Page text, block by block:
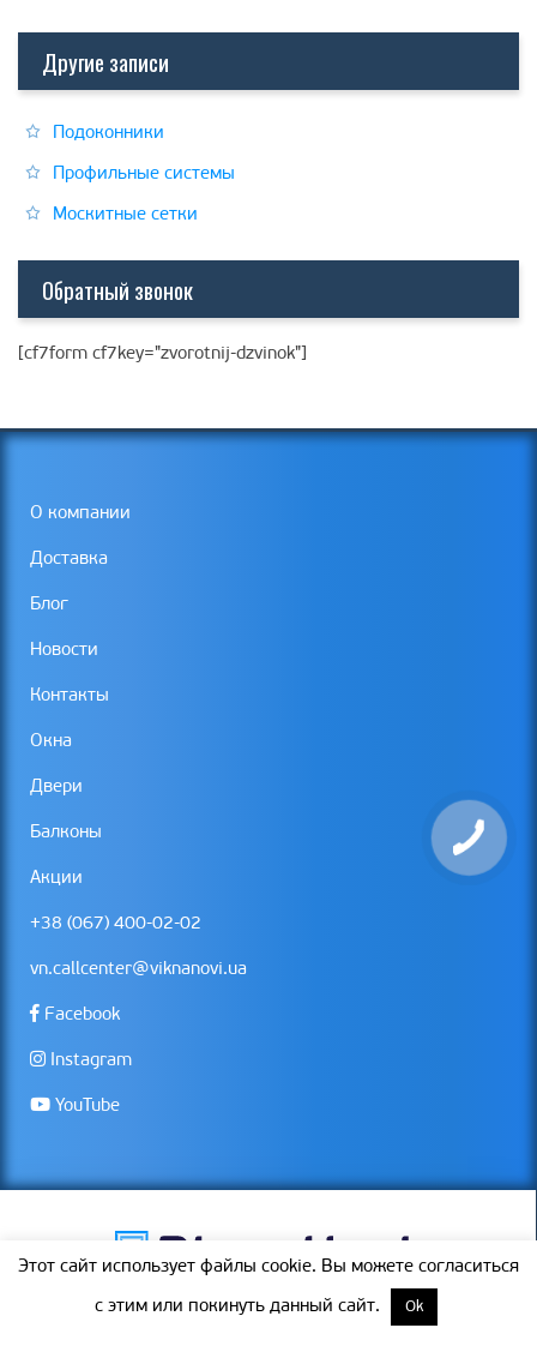
Другие записи
Подоконники
Профильные системы
Москитные сетки
Обратный звонок
[cf7form cf7key="zvorotnij-dzvinok"]
О компании
Доставка
Блог
Новости
Контакты
Окна
Двери
Балконы
Акции
+38 (067) 400-02-02
vn.callcenter@viknanovi.ua
Facebook
Instagram
YouTube
Этот сайт использует файлы cookie. Вы можете согласиться
с этим или покинуть данный сайт. Ok